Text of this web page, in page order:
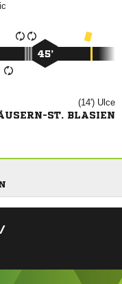
45’
(14') 
ST. BLASIEN
/